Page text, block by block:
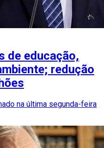
de educação,
redução
na última segunda-feira